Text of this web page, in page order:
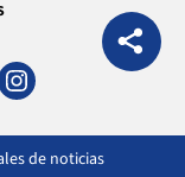
de noticias